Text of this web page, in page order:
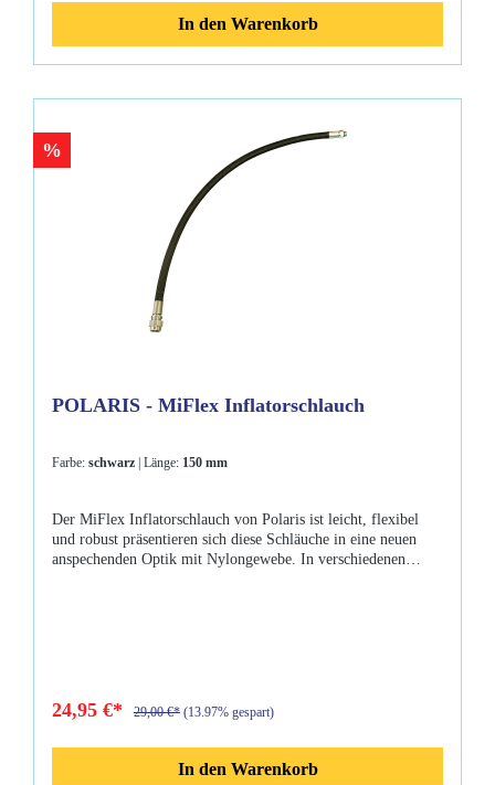
In den Warenkorb
%
POLARIS - MiFlex Inflatorschlauch
Farbe: schwarz | Länge: 150 mm
Der MiFlex Inflatorschlauch von Polaris ist leicht, flexibel
und robust präsentieren sich diese Schläuche in eine neuen
anspechenden Optik mit Nylongewebe. In verschiedenen
verfügbar Lieferumfang: 1 x MiFlex Inflatorschlauch gem.
24,95 €* 29,00 €* (13.97% gespart)
In den Warenkorb